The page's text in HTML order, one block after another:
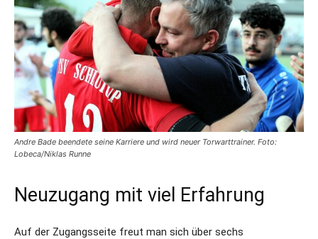
Andre Bade beendete seine Karriere und wird neuer Torwarttrainer. Foto:
Lobeca/Niklas Runne
Neuzugang mit viel Erfahrung
Auf der Zugangsseite freut man sich über sechs